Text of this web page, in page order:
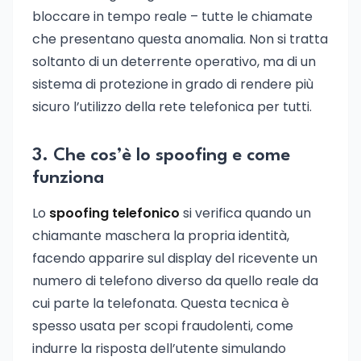
bloccare in tempo reale – tutte le chiamate
che presentano questa anomalia. Non si tratta
soltanto di un deterrente operativo, ma di un
sistema di protezione in grado di rendere più
sicuro l’utilizzo della rete telefonica per tutti.
3. Che cos’è lo spoofing e come
funziona
Lo spoofing telefonico si verifica quando un
chiamante maschera la propria identità,
facendo apparire sul display del ricevente un
numero di telefono diverso da quello reale da
cui parte la telefonata. Questa tecnica è
spesso usata per scopi fraudolenti, come
indurre la risposta dell’utente simulando